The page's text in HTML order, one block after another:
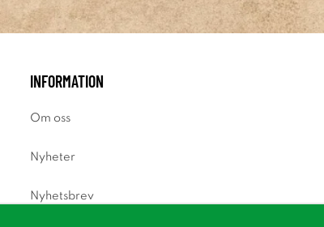
INFORMATION
Om oss
Nyheter
Nyhetsbrev